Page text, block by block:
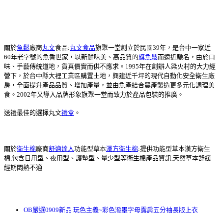
關於魚鬆廠商丸文食品:丸文食品旗聚一堂創立於民國39年，是台中一家近
60年老字號的魚香世家，以新鮮味美、高品質的旗魚鬆而遠近馳名，由於口
味、手藝傳統道地，貨真價實而供不應求。1995年在創辦人梁火村的大力經
營下，於台中縣大裡工業區購置土地，興建近千坪的現代自動化安全衛生廠
房，全面提升產品品質、增加產量，並由魚產結合農產製造更多元化調理美
食。2002年又導入品牌形象旗聚一堂而致力於產品包裝的推廣。
送禮最佳的選擇丸文禮盒 。
關於衛生棉廠商舒適達人功能型草本漢方衛生棉:提供功能型草本漢方衛生
棉,包含日用型、夜用型、護墊型、量少型等衛生棉產品資訊,天然草本舒緩
經期悶熱不適
OB嚴選0909新品 玩色主義~彩色潑墨字母露肩五分袖長版上衣